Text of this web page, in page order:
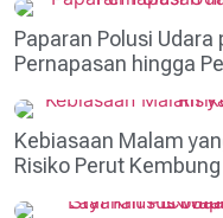
Paparan Polusi
Pernapasan hingga
Kebiasaan Malam
Risiko Perut Kembung